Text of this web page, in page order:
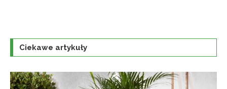
Ciekawe artykuły